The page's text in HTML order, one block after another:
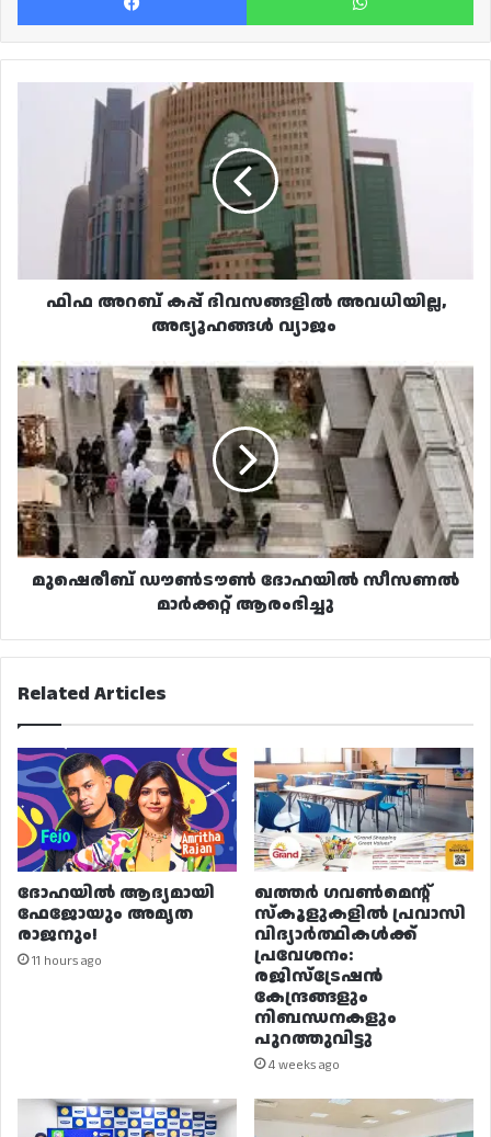
ദിവസങ്ങളിൽ
അവധിയില്ല,
അഭ്യൂഹങ്ങൾ
വ്യാജം
ഫിഫ അറബ് കപ്പ് ദിവസങ്ങളിൽ അവധിയില്ല,
അഭ്യൂഹങ്ങൾ വ്യാജം
മുഷെരീബ്
ഡൗൺടൗൺ
ദോഹയിൽ
സീസണൽ
മാർക്കറ്റ്
ആരംഭിച്ചു
മുഷെരീബ് ഡൗൺടൗൺ ദോഹയിൽ സീസണൽ
മാർക്കറ്റ് ആരംഭിച്ചു
Related Articles
ദോഹയിൽ ആദ്യമായി
ഫേജോയും അമൃത
രാജനും!
11 hours ago
ഖത്തർ ഗവൺമെന്റ്
സ്കൂളുകളിൽ പ്രവാസി
വിദ്യാർത്ഥികൾക്ക്
പ്രവേശനം:
രജിസ്ട്രേഷൻ
കേന്ദ്രങ്ങളും
നിബന്ധനകളും
പുറത്തുവിട്ടു
4 weeks ago